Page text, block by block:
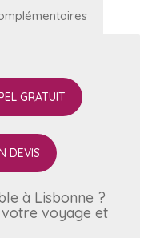
GRATUIT
DEVIS
à Lisbonne ?
votre voyage et